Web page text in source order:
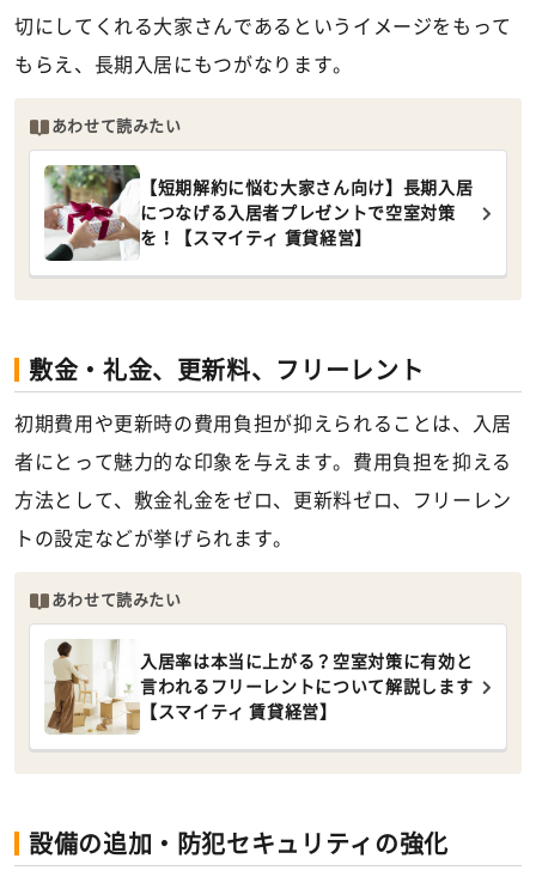
切にしてくれる大家さんであるというイメージをもって
もらえ、長期入居にもつがなります。
あわせて読みたい
【短期解約に悩む大家さん向け】長期入居
につなげる入居者プレゼントで空室対策
を！【スマイティ 賃貸経営】
敷金・礼金、更新料、フリーレント
初期費用や更新時の費用負担が抑えられることは、入居
者にとって魅力的な印象を与えます。費用負担を抑える
方法として、敷金礼金をゼロ、更新料ゼロ、フリーレン
トの設定などが挙げられます。
あわせて読みたい
入居率は本当に上がる？空室対策に有効と
言われるフリーレントについて解説します
【スマイティ 賃貸経営】
設備の追加・防犯セキュリティの強化